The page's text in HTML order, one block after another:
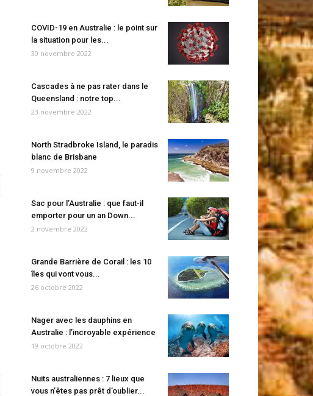
COVID-19 en Australie : le point sur
la situation pour les...
30 novembre 2022
Cascades à ne pas rater dans le
Queensland : notre top...
23 novembre 2022
North Stradbroke Island, le paradis
blanc de Brisbane
9 novembre 2022
Sac pour l’Australie : que faut-il
emporter pour un an Down...
2 novembre 2022
Grande Barrière de Corail : les 10
îles qui vont vous...
26 octobre 2022
Nager avec les dauphins en
Australie : l’incroyable expérience
19 octobre 2022
Nuits australiennes : 7 lieux que
vous n’êtes pas prêt d’oublier...